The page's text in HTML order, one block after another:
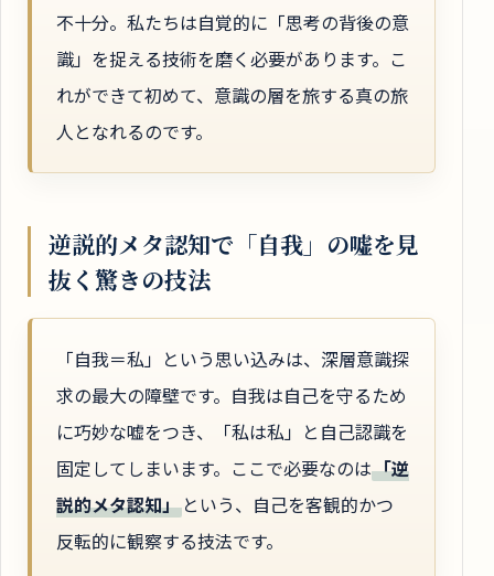
不十分。私たちは自覚的に「思考の背後の意
識」を捉える技術を磨く必要があります。こ
れができて初めて、意識の層を旅する真の旅
人となれるのです。
逆説的メタ認知で「自我」の嘘を見
抜く驚きの技法
「自我＝私」という思い込みは、深層意識探
求の最大の障壁です。自我は自己を守るため
に巧妙な嘘をつき、「私は私」と自己認識を
固定してしまいます。ここで必要なのは「逆
説的メタ認知」という、自己を客観的かつ
反転的に観察する技法です。